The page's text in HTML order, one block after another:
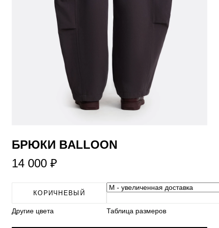
​БРЮКИ BALLOON
14 000 ₽
КОРИЧНЕВЫЙ
Другие цвета Таблица размеров